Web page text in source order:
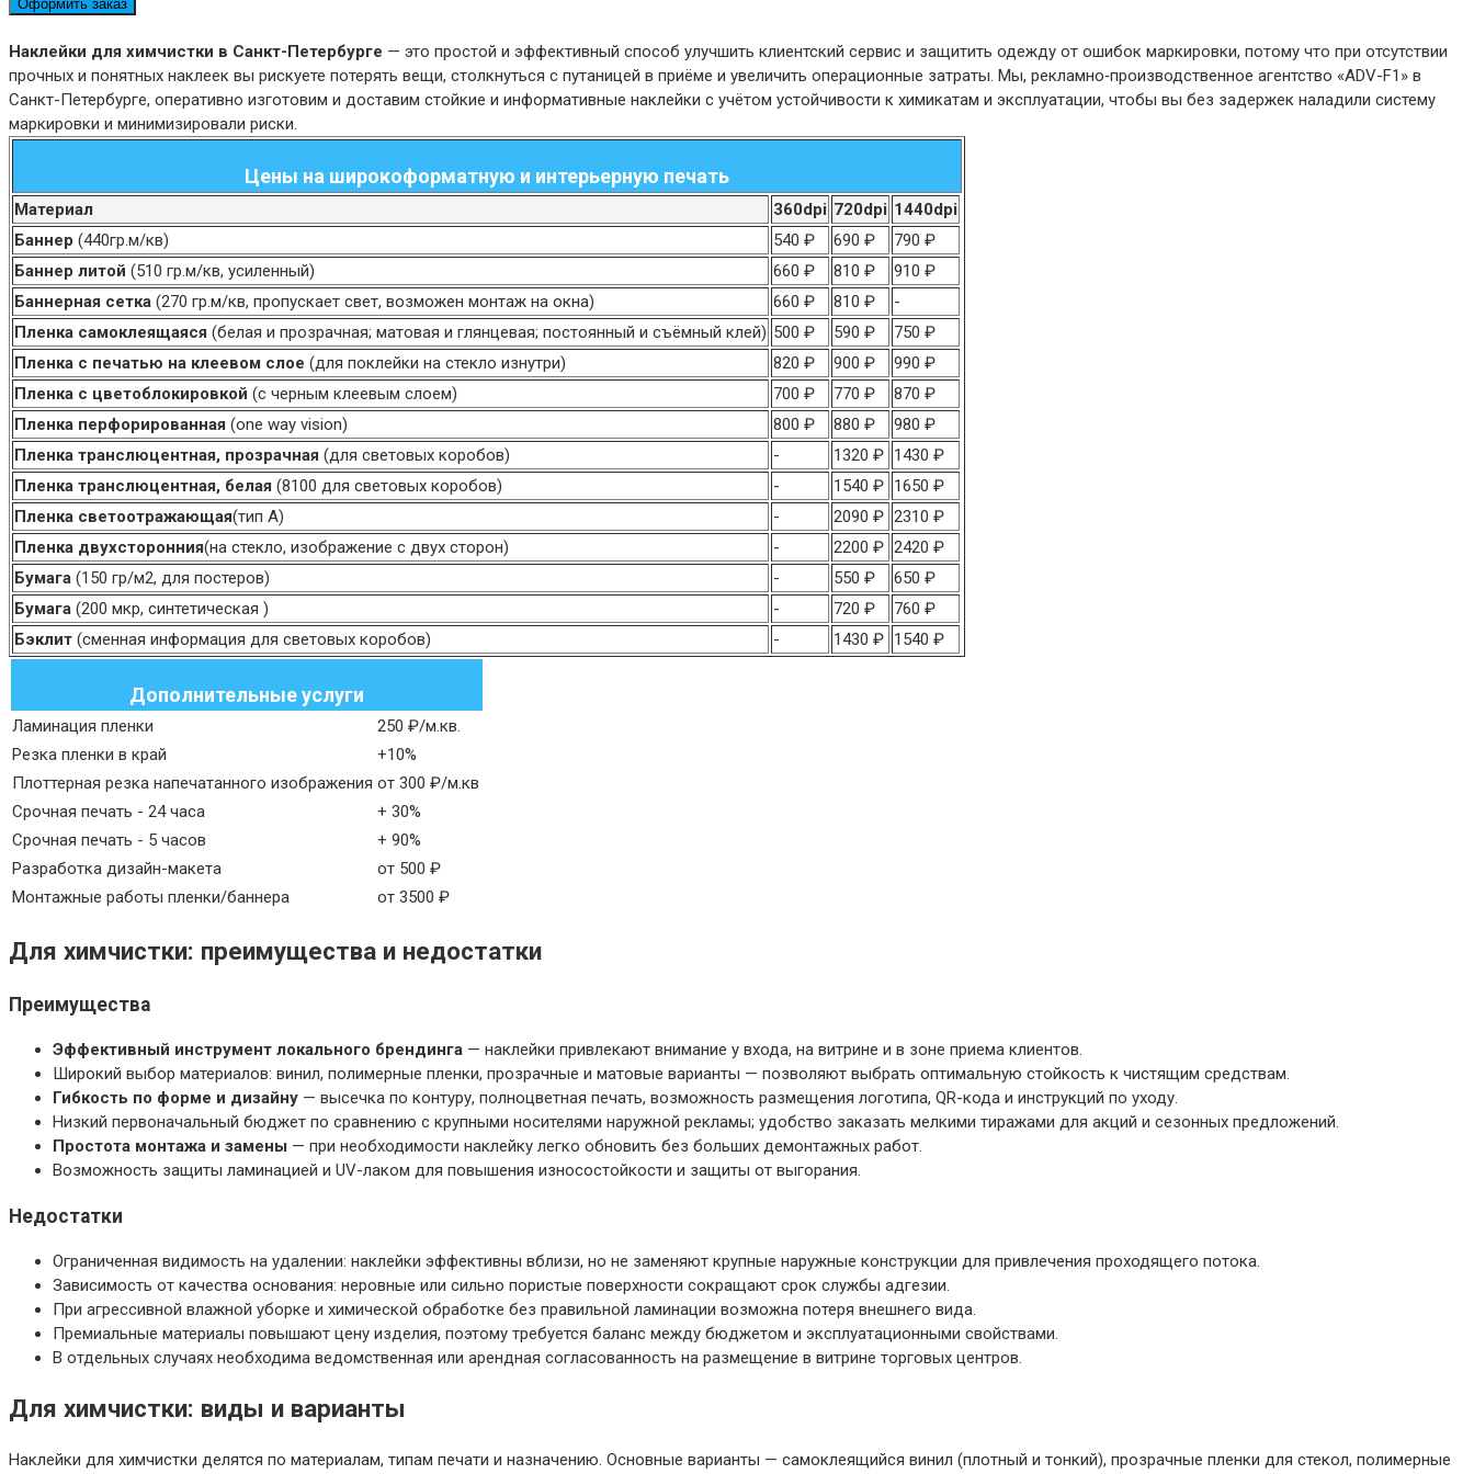
Оформить заказ
Наклейки для химчистки в Санкт-Петербурге — это простой и эффективный способ улучшить клиентский сервис и защитить одежду от ошибок маркировки, потому что при отсутствии
прочных и понятных наклеек вы рискуете потерять вещи, столкнуться с путаницей в приёме и увеличить операционные затраты. Мы, рекламно‑производственное агентство «ADV-F1» в
Санкт-Петербурге, оперативно изготовим и доставим стойкие и информативные наклейки с учётом устойчивости к химикатам и эксплуатации, чтобы вы без задержек наладили систему
маркировки и минимизировали риски.
Цены на широкоформатную и интерьерную печать
Материал 360dpi 720dpi 1440dpi
Баннер (440гр.м/кв) 540 ₽ 690 ₽
790 ₽
Баннер литой (510 гр.м/кв, усиленный) 660 ₽ 810 ₽
910 ₽
Баннерная сетка (270 гр.м/кв, пропускает свет, возможен монтаж на окна) 660 ₽ 810 ₽
-
Пленка самоклеящаяся (белая и прозрачная; матовая и глянцевая; постоянный и съёмный клей) 500 ₽ 590 ₽
750 ₽
Пленка с печатью на клеевом слое (для поклейки на стекло изнутри) 820 ₽ 900 ₽
990 ₽
Пленка с цветоблокировкой (с черным клеевым слоем) 700 ₽ 770 ₽
870 ₽
Пленка перфорированная (one way vision) 800 ₽ 880 ₽
980 ₽
Пленка транслюцентная, прозрачная (для световых коробов) - 1320 ₽ 1430 ₽
Пленка транслюцентная, белая (8100 для световых коробов) - 1540 ₽ 1650 ₽
Пленка светоотражающая(тип А) - 2090 ₽ 2310 ₽
Пленка двухсторонния(на стекло, изображение с двух сторон) - 2200 ₽ 2420 ₽
Бумага (150 гр/м2, для постеров) - 550 ₽
650 ₽
Бумага (200 мкр, синтетическая ) - 720 ₽
760 ₽
Бэклит (сменная информация для световых коробов) - 1430 ₽ 1540 ₽
Дополнительные услуги
Ламинация пленки
250 ₽/м.кв.
Резка пленки в край
+10%
Плоттерная резка напечатанного изображения от 300 ₽/м.кв
Срочная печать - 24 часа
+ 30%
Срочная печать - 5 часов
+ 90%
Разработка дизайн-макета
от 500 ₽
Монтажные работы пленки/баннера
от 3500 ₽
Для химчистки: преимущества и недостатки
Преимущества
Эффективный инструмент локального брендинга — наклейки привлекают внимание у входа, на витрине и в зоне приема клиентов.
Широкий выбор материалов: винил, полимерные пленки, прозрачные и матовые варианты — позволяют выбрать оптимальную стойкость к чистящим средствам.
Гибкость по форме и дизайну — высечка по контуру, полноцветная печать, возможность размещения логотипа, QR-кода и инструкций по уходу.
Низкий первоначальный бюджет по сравнению с крупными носителями наружной рекламы; удобство заказать мелкими тиражами для акций и сезонных предложений.
Простота монтажа и замены — при необходимости наклейку легко обновить без больших демонтажных работ.
Возможность защиты ламинацией и UV-лаком для повышения износостойкости и защиты от выгорания.
Недостатки
Ограниченная видимость на удалении: наклейки эффективны вблизи, но не заменяют крупные наружные конструкции для привлечения проходящего потока.
Зависимость от качества основания: неровные или сильно пористые поверхности сокращают срок службы адгезии.
При агрессивной влажной уборке и химической обработке без правильной ламинации возможна потеря внешнего вида.
Премиальные материалы повышают цену изделия, поэтому требуется баланс между бюджетом и эксплуатационными свойствами.
В отдельных случаях необходима ведомственная или арендная согласованность на размещение в витрине торговых центров.
Для химчистки: виды и варианты
Наклейки для химчистки делятся по материалам, типам печати и назначению. Основные варианты — самоклеящийся винил (плотный и тонкий), прозрачные пленки для стекол, полимерные